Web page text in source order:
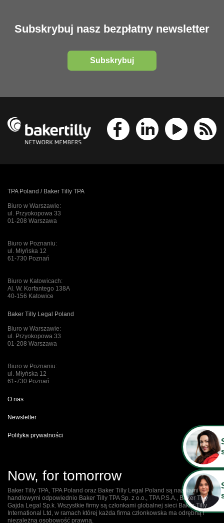
Subskrybuj nasz bezpłatny newsletter
Subskrybuj
TPA Poland / Baker Tilly TPA
Biuro w Warszawie:
ul. Przyokopowa 33
01-208 Warszawa
Biuro w Poznaniu:
ul. Młyńska 12
61-730 Poznań
Biuro w Katowicach:
Al. W. Korfantego 138A
40-156 Katowice
Baker Tilly Legal Poland
Biuro w Warszawie:
ul. Przyokopowa 33
01-208 Warszawa
Biuro w Poznaniu:
ul. Młyńska 12
61-730 Poznań
O nas
Newsletter
Polityka prywatności
Now, for tomorrow
Baker Tilly TPA, TPA Poland oraz Baker Tilly Legal Poland są nazwami
handlowymi odpowiednio Baker Tilly TPA Sp. z o.o., TPA P.S.A., Baker Tilly
Gajda Legal Sp.k. Wszystkie firmy są członkami globalnej sieci Baker Tilly
International Ltd, w ramach której każda firma członkowska ma odrębną i
niezależną osobowość prawną.